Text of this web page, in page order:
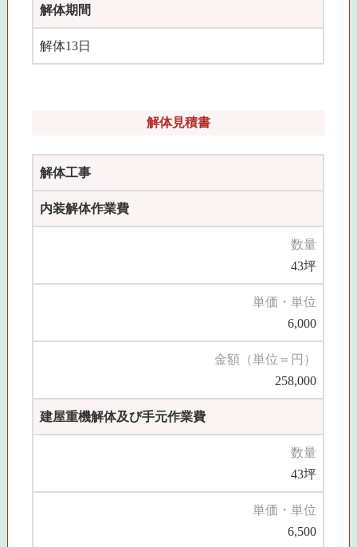
解体期間
解体13日
解体見積書
解体工事
内装解体作業費
数量
43坪
単価・単位
6,000
金額（単位＝円）
258,000
建屋重機解体及び手元作業費
数量
43坪
単価・単位
6,500